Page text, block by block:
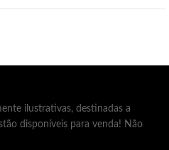
ilustrativas, destinadas a
disponíveis para venda! Não